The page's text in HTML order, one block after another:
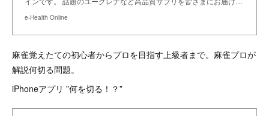
e-Health Online
麻雀覚えたての初心者からプロを目指す上級者まで。麻雀プロが
解説何切る問題。
iPhoneアプリ ”何を切る！？”